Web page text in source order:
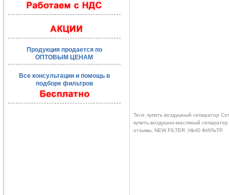
Продукция продается по
ОПТОВЫМ ЦЕНАМ
Все консультации и помощь в
подборе фильтров
Теги: купить воздушный сепаратор
купить воздушно-масляный
отзывы, NEW FILTER ,НЬЮ ФИЛЬТР.